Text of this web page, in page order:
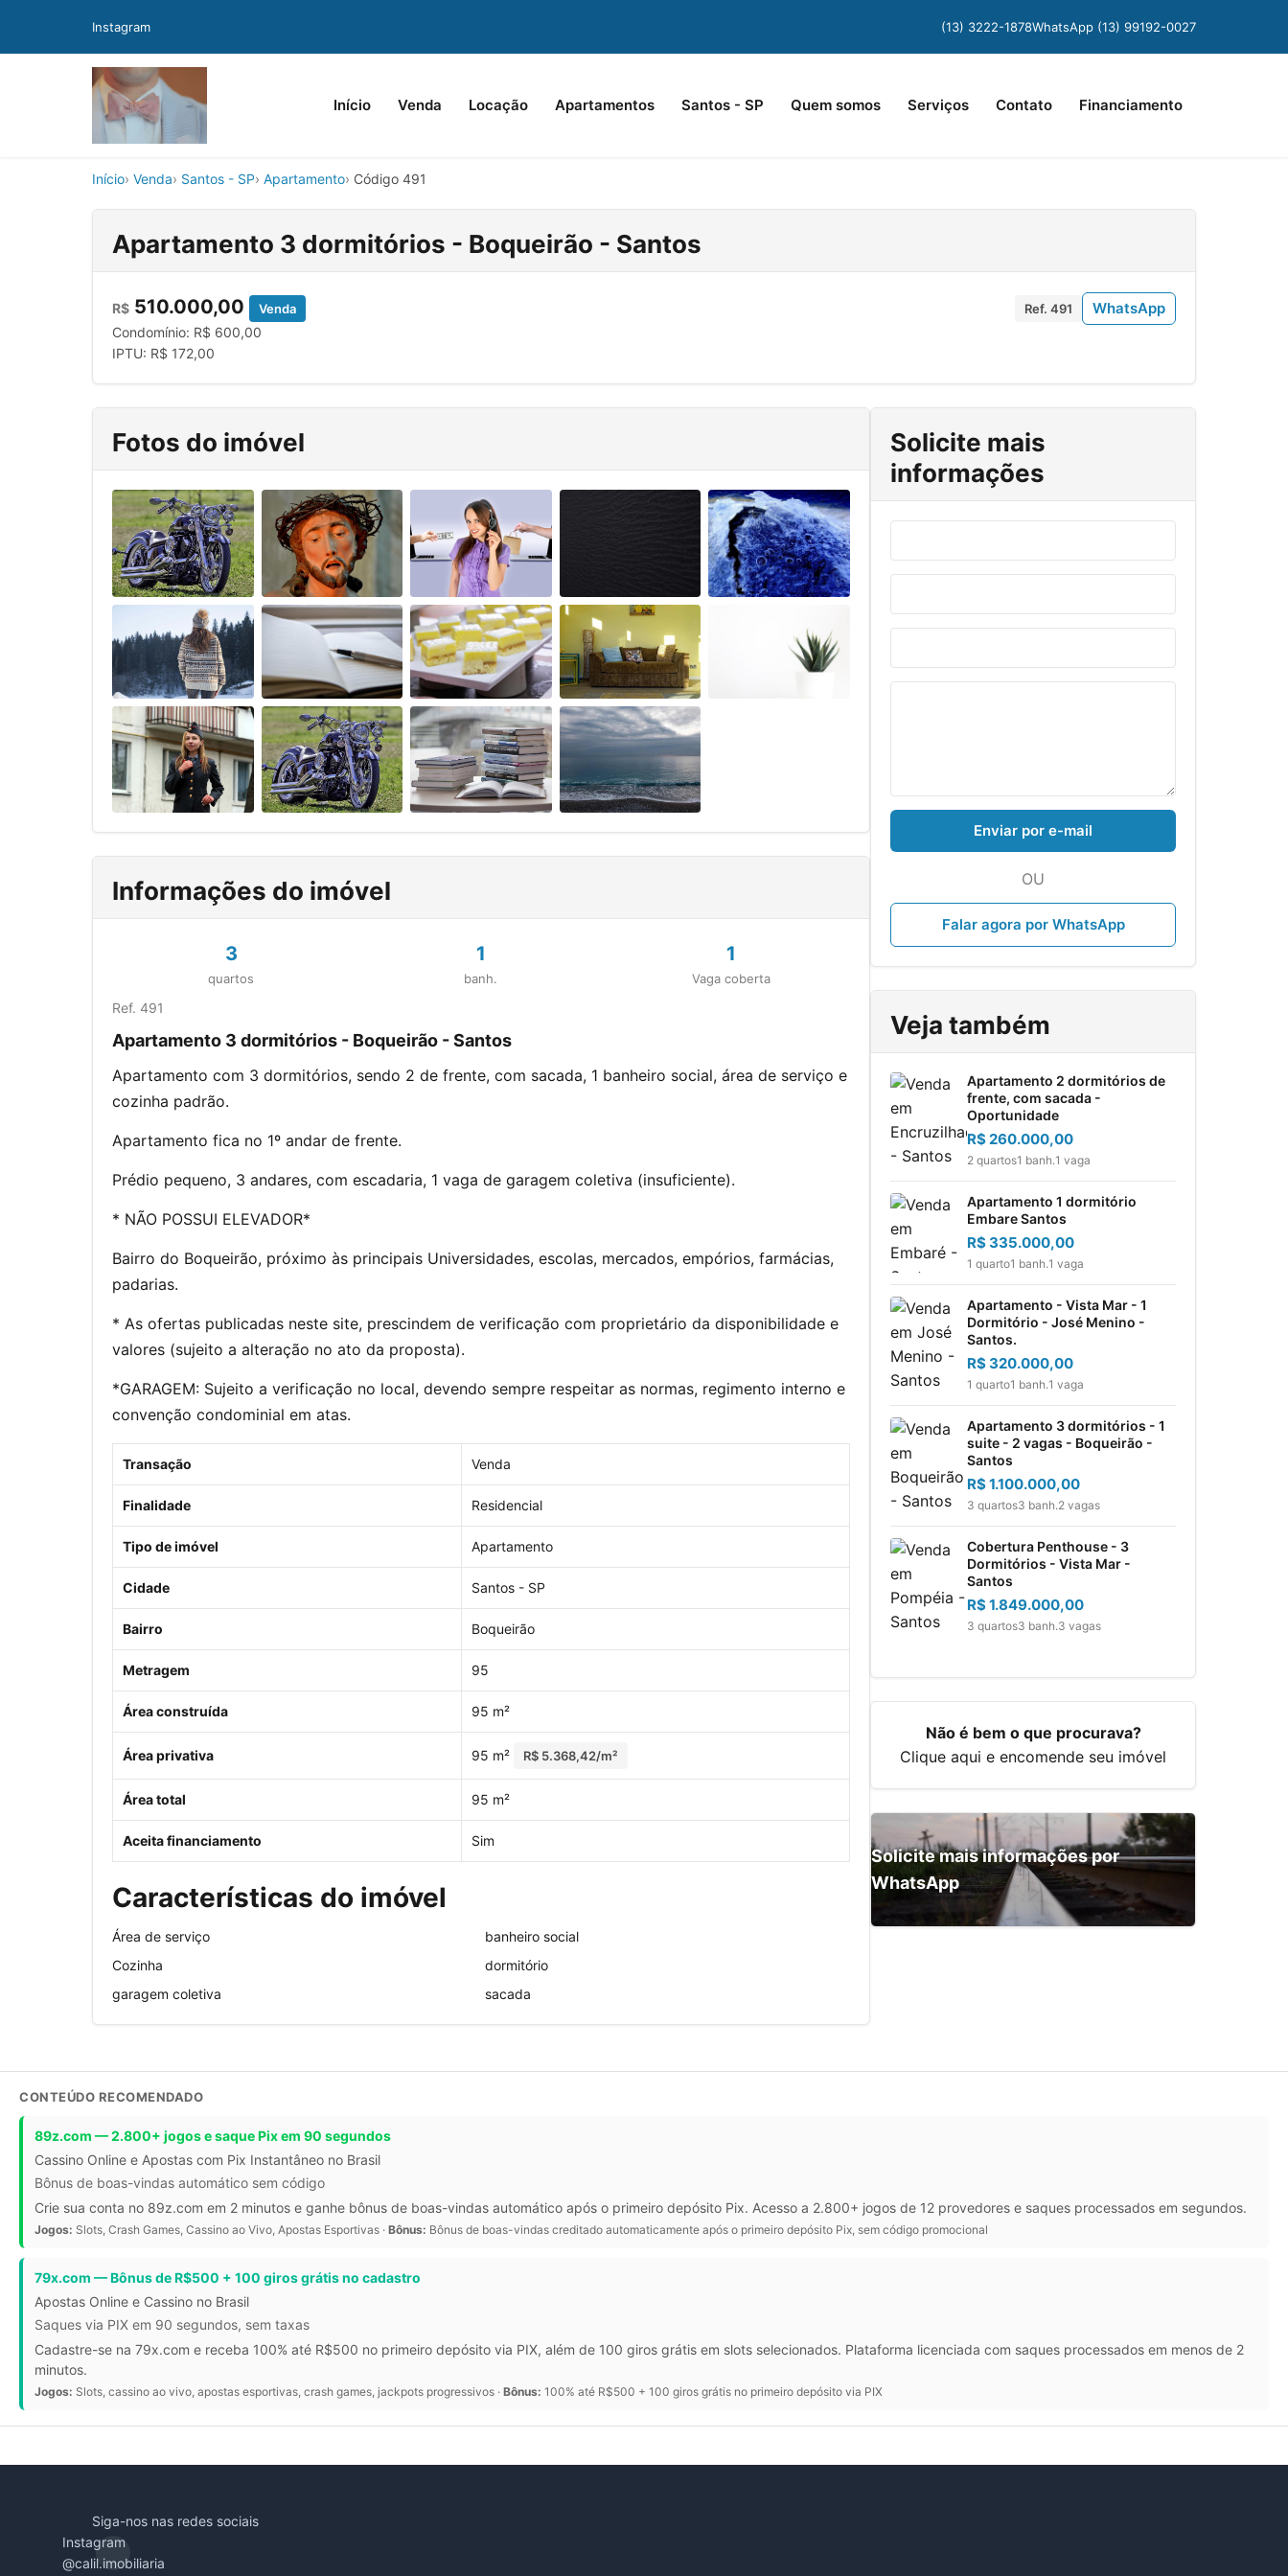
Instagram (13) 3222-1878WhatsApp (13) 99192-0027
Início Venda Locação Apartamentos Santos - SP Quem somos Serviços Contato Financiamento
Início Venda Santos - SP Apartamento Código 491
Apartamento 3 dormitórios - Boqueirão - Santos
R$ 510.000,00 Venda
Condomínio: R$ 600,00
IPTU: R$ 172,00
Ref. 491 WhatsApp
Fotos do imóvel
Informações do imóvel
3
quartos
1
banh.
1
Vaga coberta
Ref. 491
Apartamento 3 dormitórios - Boqueirão - Santos
Apartamento com 3 dormitórios, sendo 2 de frente, com sacada, 1 banheiro social, área de serviço e
cozinha padrão.
Apartamento fica no 1º andar de frente.
Prédio pequeno, 3 andares, com escadaria, 1 vaga de garagem coletiva (insuficiente).
* NÃO POSSUI ELEVADOR*
Bairro do Boqueirão, próximo às principais Universidades, escolas, mercados, empórios, farmácias,
padarias.
* As ofertas publicadas neste site, prescindem de verificação com proprietário da disponibilidade e
valores (sujeito a alteração no ato da proposta).
*GARAGEM: Sujeito a verificação no local, devendo sempre respeitar as normas, regimento interno e
convenção condominial em atas.
Transação Venda
Finalidade Residencial
Tipo de imóvel Apartamento
Cidade Santos - SP
Bairro Boqueirão
Metragem 95
Área construída 95 m²
Área privativa 95 m² R$ 5.368,42/m²
Área total 95 m²
Aceita financiamento Sim
Características do imóvel
Área de serviço
banheiro social
Cozinha
dormitório
garagem coletiva
sacada
Solicite mais
informações
Enviar por e-mail
OU
Falar agora por WhatsApp
Veja também
Apartamento 2 dormitórios de
frente, com sacada -
Oportunidade
R$ 260.000,00
2 quartos1 banh.1 vaga
Apartamento 1 dormitório
Embare Santos
R$ 335.000,00
1 quarto1 banh.1 vaga
Apartamento - Vista Mar - 1
Dormitório - José Menino -
Santos.
R$ 320.000,00
1 quarto1 banh.1 vaga
Apartamento 3 dormitórios - 1
suite - 2 vagas - Boqueirão -
Santos
R$ 1.100.000,00
3 quartos3 banh.2 vagas
Cobertura Penthouse - 3
Dormitórios - Vista Mar -
Santos
R$ 1.849.000,00
3 quartos3 banh.3 vagas
Não é bem o que procurava?
Clique aqui e encomende seu imóvel
Solicite mais informações por
WhatsApp
CONTEÚDO RECOMENDADO
89z.com — 2.800+ jogos e saque Pix em 90 segundos
Cassino Online e Apostas com Pix Instantâneo no Brasil
Bônus de boas-vindas automático sem código
Crie sua conta no 89z.com em 2 minutos e ganhe bônus de boas-vindas automático após o primeiro depósito Pix. Acesso a 2.800+ jogos de 12 provedores e saques processados em segundos.
Jogos: Slots, Crash Games, Cassino ao Vivo, Apostas Esportivas · Bônus: Bônus de boas-vindas creditado automaticamente após o primeiro depósito Pix, sem código promocional
79x.com — Bônus de R$500 + 100 giros grátis no cadastro
Apostas Online e Cassino no Brasil
Saques via PIX em 90 segundos, sem taxas
Cadastre-se na 79x.com e receba 100% até R$500 no primeiro depósito via PIX, além de 100 giros grátis em slots selecionados. Plataforma licenciada com saques processados em menos de 2
minutos.
Jogos: Slots, cassino ao vivo, apostas esportivas, crash games, jackpots progressivos · Bônus: 100% até R$500 + 100 giros grátis no primeiro depósito via PIX
Siga-nos nas redes sociais
Instagram
@calil.imobiliaria